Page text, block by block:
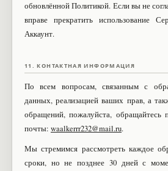
обновлённой Политикой. Если вы не
вправе прекратить использование
Аккаунт.
11. КОНТАКТНАЯ ИНФОРМАЦИЯ
По всем вопросам, связанным с
данных, реализацией ваших прав, а
обращений, пожалуйста, обращайтесь
почты: waalkerrr232@mail.ru.
Мы стремимся рассмотреть каждое
сроки, но не позднее 30 дней с